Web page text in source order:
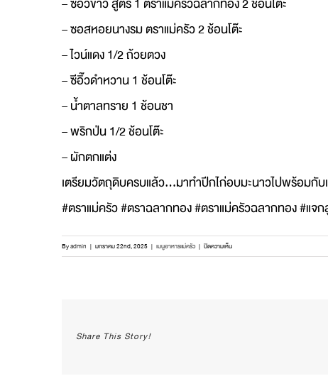
– ซอสหอยนางรม ตราแม่ครัว 2 ช้อนโต๊ะ
– ไวน์แดง 1/2 ถ้วยตวง
– ซีอิ๊วดำหวาน 1 ช้อนโต๊ะ
– น้ำตาลทราย 1 ช้อนชา
– พริกป่น 1/2 ช้อนโต๊ะ
– ผักตกแต่ง
เตรียมวัตถุดิบครบแล้ว…มาทำปีกไก่อบมะนาวไปพร้อมกับ
#ตราแม่ครัว #ตราฉลากทอง #ตราแม่ครัวฉลากทอง #แจ
Byadmin | มกราคม 22nd, 2025 | เมนูอาหารแม่ครัว | ปิดความเห็นบน
มา
Share This Story!